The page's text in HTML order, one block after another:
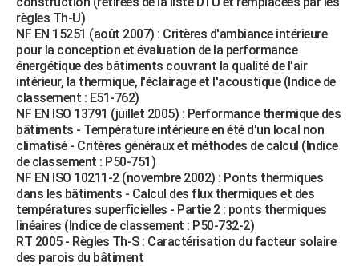
règles Th-U)
NF EN 15251 (août 2007) : Critères d'ambiance intérieure
pour la conception et évaluation de la performance
énergétique des bâtiments couvrant la qualité de l'air
intérieur, la thermique, l'éclairage et l'acoustique (Indice de
classement : E51-762)
NF EN ISO 13791 (juillet 2005) : Performance thermique des
bâtiments - Température intérieure en été d'un local non
climatisé - Critères généraux et méthodes de calcul (Indice
de classement : P50-751)
NF EN ISO 10211-2 (novembre 2002) : Ponts thermiques
dans les bâtiments - Calcul des flux thermiques et des
températures superficielles - Partie 2 : ponts thermiques
linéaires (Indice de classement : P50-732-2)
RT 2005 - Règles Th-S : Caractérisation du facteur solaire
des parois du bâtiment